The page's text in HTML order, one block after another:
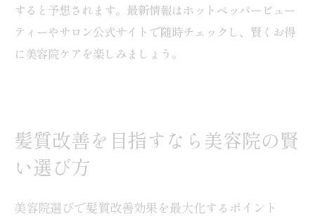
すると予想されます。最新情報はホットペッパービュー
ティーやサロン公式サイトで随時チェックし、賢くお得
に美容院ケアを楽しみましょう。
髪質改善を目指すなら美容院の賢
い選び方
美容院選びで髪質改善効果を最大化するポイント